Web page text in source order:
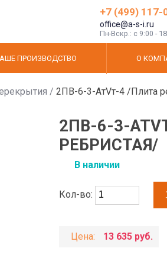
+7 (499) 117-
office@a-s-i.ru
Пн-Вскр.: c 9:00 -
ПРОИЗВОДСТВО О
/ 2ПВ-6-3-АтVт-4 /Плита
2ПВ-6-3-
РЕБРИСТАЯ/
В наличии
Кол-во:
Цена: 13 635 руб.